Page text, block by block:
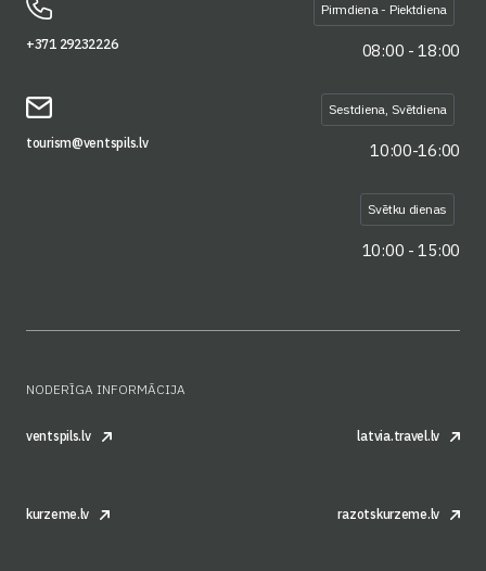
+371 29232226
tourism@ventspils.lv
Pirmdiena - Piektdiena
08:00 - 18:00
Sestdiena, Svētdiena
10:00-16:00
Svētku dienas
10:00 - 15:00
NODERĪGA INFORMĀCIJA
ventspils.lv latvia.travel.lv
kurzeme.lv razotskurzeme.lv